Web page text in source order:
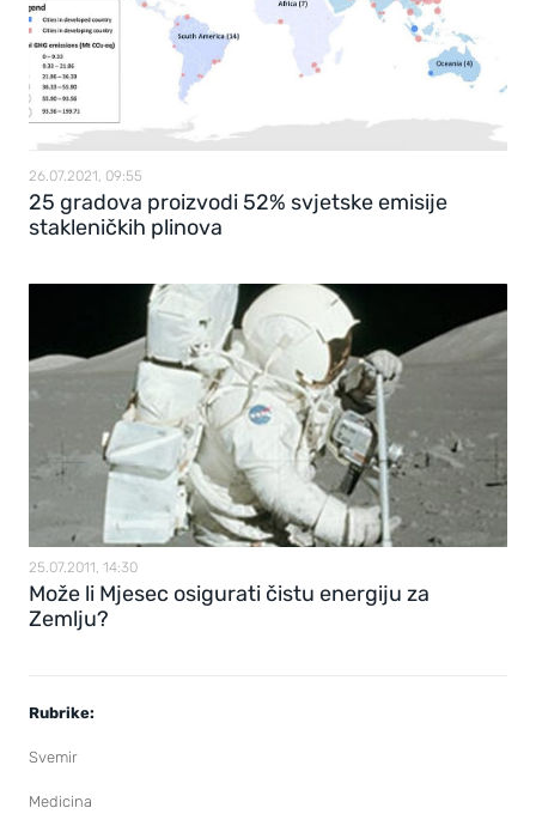
26.07.2021, 09:55
25 gradova proizvodi 52% svjetske emisije
stakleničkih plinova
25.07.2011, 14:30
Može li Mjesec osigurati čistu energiju za
Zemlju?
Rubrike:
Svemir
Medicina